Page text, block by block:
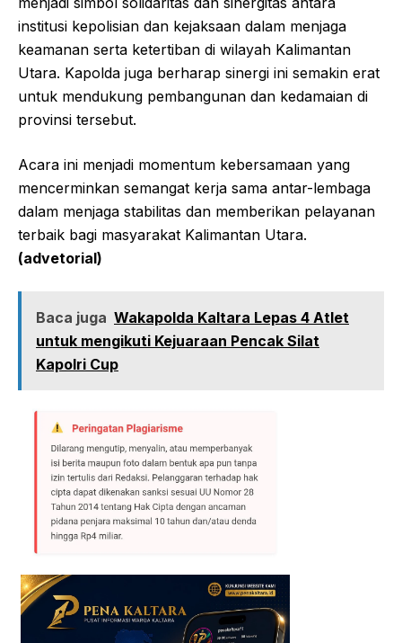
institusi kepolisian dan kejaksaan dalam menjaga
keamanan serta ketertiban di wilayah Kalimantan
Utara. Kapolda juga berharap sinergi ini semakin erat
untuk mendukung pembangunan dan kedamaian di
provinsi tersebut.
Acara ini menjadi momentum kebersamaan yang
mencerminkan semangat kerja sama antar-lembaga
dalam menjaga stabilitas dan memberikan pelayanan
terbaik bagi masyarakat Kalimantan Utara.
(advetorial)
Baca juga Wakapolda Kaltara Lepas 4 Atlet
untuk mengikuti Kejuaraan Pencak Silat
Kapolri Cup